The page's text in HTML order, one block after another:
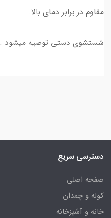
مقاوم در برابر دمای بالا.
شستشوی دستی توصیه میشود .
دسترسی سریع
صفحه اصلی
کوله و چمدان
خانه و آشپزخانه